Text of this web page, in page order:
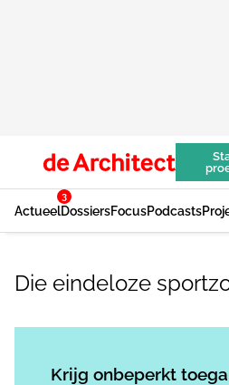
Actueel
3
DossiersFocusPodcasts
Die eindeloze
Krijg onbeperkt